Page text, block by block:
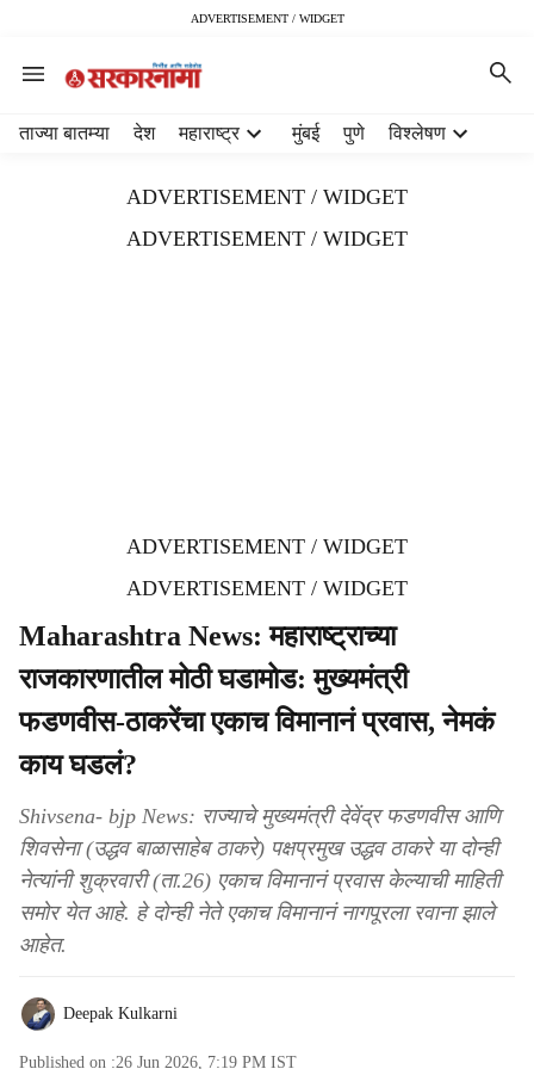
ADVERTISEMENT / WIDGET
ताज्या बातम्या देश महाराष्ट्र मुंबई पुणे विश्लेषण
ADVERTISEMENT / WIDGET
ADVERTISEMENT / WIDGET
ADVERTISEMENT / WIDGET
ADVERTISEMENT / WIDGET
Maharashtra News: महाराष्ट्राच्या
राजकारणातील मोठी घडामोड: मुख्यमंत्री
फडणवीस-ठाकरेंचा एकाच विमानानं प्रवास, नेमकं
काय घडलं?
Shivsena- bjp News: राज्याचे मुख्यमंत्री देवेंद्र फडणवीस आणि
शिवसेना (उद्धव बाळासाहेब ठाकरे) पक्षप्रमुख उद्धव ठाकरे या दोन्ही
नेत्यांनी शुक्रवारी (ता.26) एकाच विमानानं प्रवास केल्याची माहिती
समोर येत आहे. हे दोन्ही नेते एकाच विमानानं नागपूरला रवाना झाले
आहेत.
Deepak Kulkarni
Published on :26 Jun 2026, 7:19 PM IST